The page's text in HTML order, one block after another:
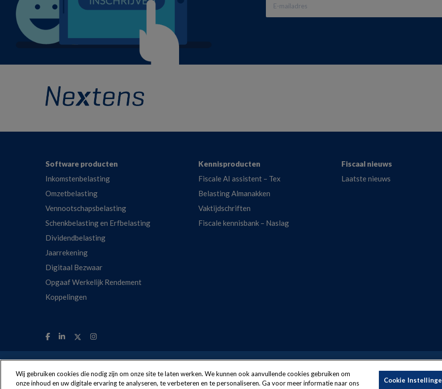
FooterSoftware producten
Inkomstenbelasting
Omzetbelasting
Vennootschapsbelasting
Schenkbelasting en Erfbelasting
Dividendbelasting
Jaarrekening
Digitaal Bezwaar
Opgaaf Werkelijk Rendement
Koppelingen
Kennisproducten
Fiscale AI assistent – Tex
Belasting Almanakken
Vaktijdschriften
Fiscale kennisbank – Naslag
Fiscaal nieuws
Laatste nieuws
Wij gebruiken cookies die nodig zijn om onze site te laten werken. We kunnen ook aanvullende cookies gebruiken om
onze inhoud en uw digitale ervaring te analyseren, te verbeteren en te personaliseren. Ga voor meer informatie naar ons
Cookie